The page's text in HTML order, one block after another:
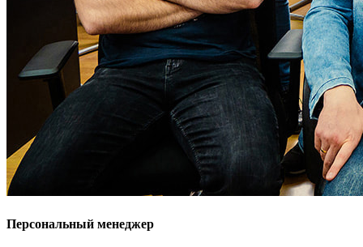
Персональный менеджер